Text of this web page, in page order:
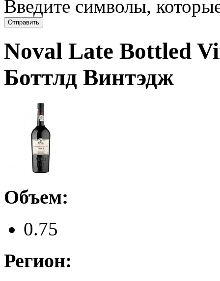
Введите символы,
Noval Late Bottled
Боттлд Винтэдж
Объем:
0.75
Регион: